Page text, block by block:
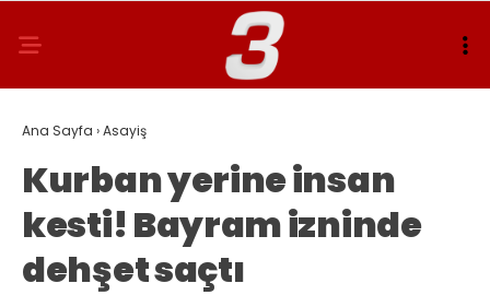
Ana Sayfa ›Asayiş
Kurban yerine insan
kesti! Bayram izninde
dehşet saçtı